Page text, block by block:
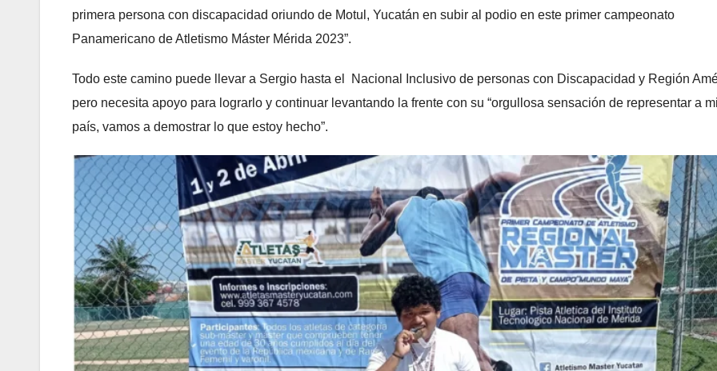
primera persona con discapacidad oriundo de Motul, Yucatán en subir al podio en este primer campeonato
Panamericano de Atletismo Máster Mérida 2023”.
Todo este camino puede llevar a Sergio hasta el Nacional Inclusivo de personas con Discapacidad y Región
pero necesita apoyo para lograrlo y continuar levantando la frente con su “orgullosa sensación de representar a
país, vamos a demostrar lo que estoy hecho”.